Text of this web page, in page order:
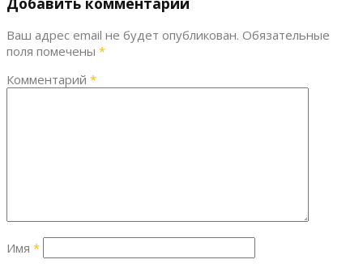
Ваш адрес email не будет опубликован. Обязательные
поля помечены *
Комментарий *
Имя *